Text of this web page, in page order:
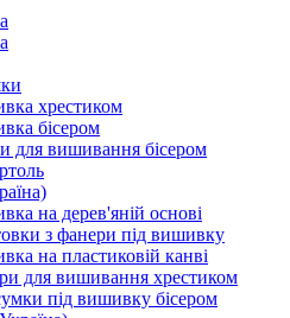
хрестиком
бісером
для вишивання бісером
на дерев'яній основі
з фанери під вишивку
на пластиковій канві
для вишивання хрестиком
під вишивку бісером